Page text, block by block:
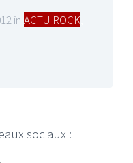
in ACTU ROCK
sociaux :